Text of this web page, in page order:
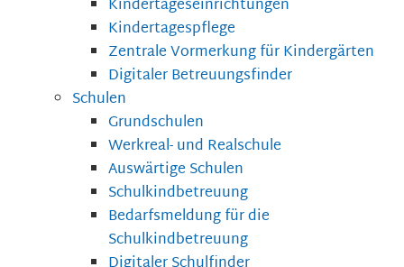
Kindertageseinrichtungen
Kindertagespflege
Zentrale Vormerkung für Kindergärten
Digitaler Betreuungsfinder
Schulen
Grundschulen
Werkreal- und Realschule
Auswärtige Schulen
Schulkindbetreuung
Bedarfsmeldung für die
Schulkindbetreuung